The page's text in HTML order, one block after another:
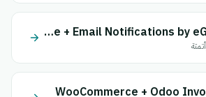
WooCommerce + Email Notifications by eGrow
WooCommerce + Odoo